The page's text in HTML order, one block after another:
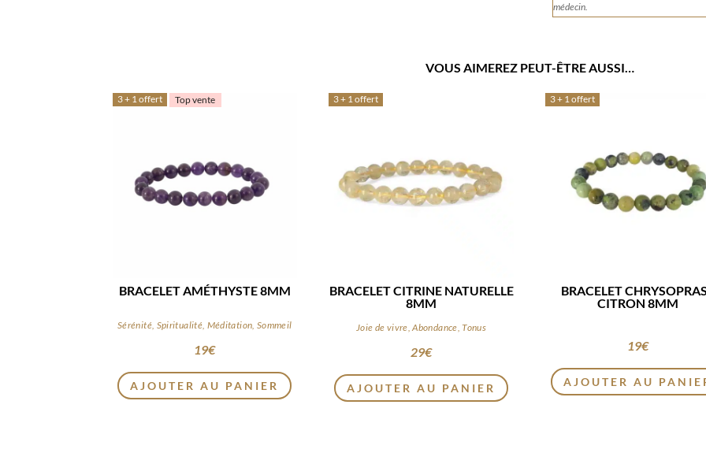
médecin.
VOUS AIMEREZ PEUT-ÊTRE AUSSI…
3 + 1 offert Top vente
BRACELET AMÉTHYSTE 8MM
Sérénité, Spiritualité, Méditation, Sommeil
19€
AJOUTER AU PANIER
3 + 1 offert
BRACELET CITRINE NATURELLE
8MM
Joie de vivre, Abondance, Tonus
29€
AJOUTER AU PANIER
3 + 1 offert
BRACELET
CITRON 8MM
19€
AJOUTER AU